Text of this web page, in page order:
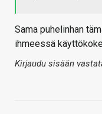
Sama puhelinhan
ihmeessä
Kirjaudu sisään